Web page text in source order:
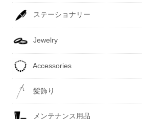
ステーショナリー
Jewelry
Accessories
髪飾り
メンテナンス用品